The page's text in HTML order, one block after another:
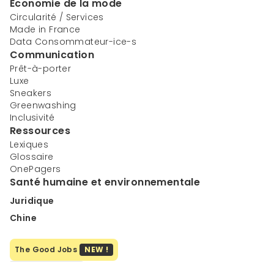
Économie de la mode
Circularité / Services
Made in France
Data Consommateur-ice-s
Communication
Prêt-à-porter
Luxe
Sneakers
Greenwashing
Inclusivité
Ressources
Lexiques
Glossaire
OnePagers
Santé humaine et environnementale
Juridique
Chine
The Good Jobs NEW !